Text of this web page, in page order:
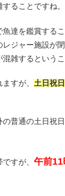
ることですね。
達を鑑賞するこ
ジャー施設が
雑するというこ
すが、 土日祝日
の普通の土日祝
すが、 午前